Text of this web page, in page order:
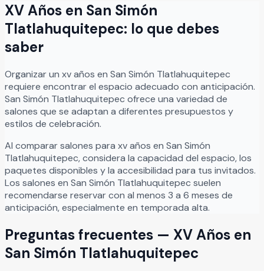
junto a familiares y amigos. En Finca 1912 cada celebración
se vive como una auténtica experiencia llena de alegría,
amor y momentos memorables, en un entorno natural y
elegante diseñado para hacer realidad ese día tan
XV Años en San Simón
Tlatlahuquitepec: lo que debes
saber
Organizarun xv años en San Simón Tlatlahuquitepec
requiere encontrar el espacio adecuado con anticipación.
San Simón Tlatlahuquitepec ofrece una variedad de
salones que se adaptan a diferentes presupuestos y
estilos de celebración.
Al comparar salones para xv años en San Simón
Tlatlahuquitepec, considera la capacidad del espacio, los
paquetes disponibles y la accesibilidad para tus invitados.
Los salones en San Simón Tlatlahuquitepec suelen
recomendarse reservar con al menos 3 a 6 meses de
anticipación, especialmente en temporada alta.
Preguntas frecuentes — XV Años en
San Simón Tlatlahuquitepec